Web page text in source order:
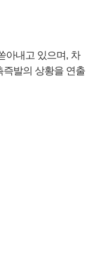
아내고 있으며, 차
발의 상황을 연출